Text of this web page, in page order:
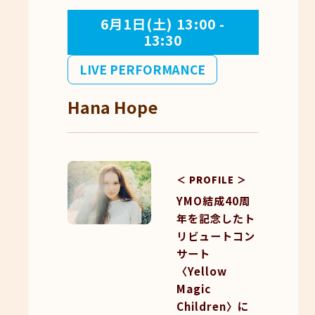
LIVE PERFORMANCE
6月1日(土) 13:00 -
13:30
Hana Hope
＜ PROFILE ＞
YMO結成40周
年を記念したト
リビュートコン
サート
〈Yellow
Magic
Children〉に